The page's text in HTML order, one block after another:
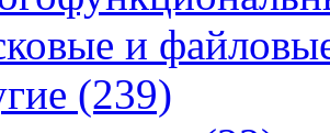
и
(239)